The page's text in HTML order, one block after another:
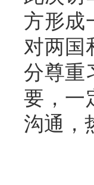
方形成
对两国
分尊重
要，一
沟通，